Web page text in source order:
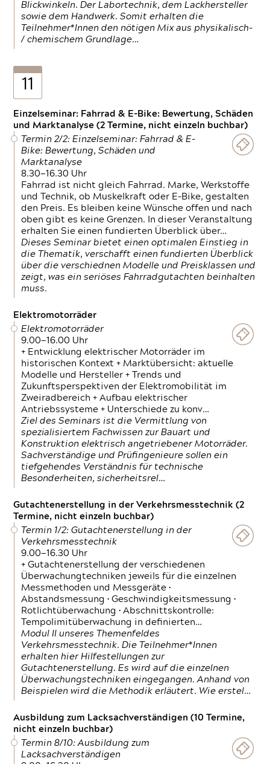
Blickwinkeln. Der Labortechnik, dem Lackhersteller
sowie dem Handwerk. Somit erhalten die
Teilnehmer*Innen den nötigen Mix aus physikalisch-
/ chemischem Grundlage…
11
Einzelseminar: Fahrrad & E-Bike: Bewertung, Schäden
und Marktanalyse (2 Termine, nicht einzeln buchbar)
Termin 2/2: Einzelseminar: Fahrrad & E-
Bike: Bewertung, Schäden und
Marktanalyse
8.30—16.30 Uhr
Fahrrad ist nicht gleich Fahrrad. Marke, Werkstoffe
und Technik, ob Muskelkraft oder E-Bike, gestalten
den Preis. Es bleiben keine Wünsche offen und nach
oben gibt es keine Grenzen. In dieser Veranstaltung
erhalten Sie einen fundierten Überblick über…
Dieses Seminar bietet einen optimalen Einstieg in
die Thematik, verschafft einen fundierten Überblick
über die verschiednen Modelle und Preisklassen und
zeigt, was ein seriöses Fahrradgutachten beinhalten
muss.
Elektromotorräder
Elektromotorräder
9.00—16.00 Uhr
+ Entwicklung elektrischer Motorräder im
historischen Kontext + Marktübersicht: aktuelle
Modelle und Hersteller + Trends und
Zukunftsperspektiven der Elektromobilität im
Zweiradbereich + Aufbau elektrischer
Antriebssysteme + Unterschiede zu konv…
Ziel des Seminars ist die Vermittlung von
spezialisiertem Fachwissen zur Bauart und
Konstruktion elektrisch angetriebener Motorräder.
Sachverständige und Prüfingenieure sollen ein
tiefgehendes Verständnis für technische
Besonderheiten, sicherheitsrel…
Gutachtenerstellung in der Verkehrsmesstechnik (2
Termine, nicht einzeln buchbar)
Termin 1/2: Gutachtenerstellung in der
Verkehrsmesstechnik
9.00—16.30 Uhr
+ Gutachtenerstellung der verschiedenen
Überwachungtechniken jeweils für die einzelnen
Messmethoden und Messgeräte •
Abstandsmessung • Geschwindigkeitsmessung •
Rotlichtüberwachung • Abschnittskontrolle:
Tempolimitüberwachung in definierten…
Modul II unseres Themenfeldes
Verkehrsmesstechnik. Die Teilnehmer*Innen
erhalten hier Hilfestellungen zur
Gutachtenerstellung. Es wird auf die einzelnen
Überwachungstechniken eingegangen. Anhand von
Beispielen wird die Methodik erläutert. Wie erstel…
Ausbildung zum Lacksachverständigen (10 Termine,
nicht einzeln buchbar)
Termin 8/10: Ausbildung zum
Lacksachverständigen